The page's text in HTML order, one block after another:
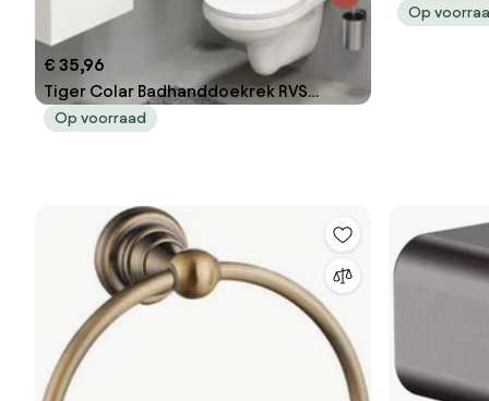
€ 35,96
Tiger Colar Badhanddoekrek RVS
gepolijst
Op voorraad
chroom
Op